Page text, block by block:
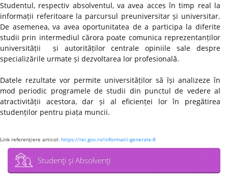
Studentul, respectiv absolventul, va avea acces în timp real la
informații referitoare la parcursul preuniversitar și universitar.
De asemenea, va avea oportunitatea de a participa la diferite
studii prin intermediul cărora poate comunica reprezentanților
universității și autorităților centrale opiniile sale despre
specializările urmate și dezvoltarea lor profesională.
Datele rezultate vor permite universităților să își analizeze în
mod periodic programele de studii din punctul de vedere al
atractivității acestora, dar și al eficienței lor în pregătirea
studenților pentru piața muncii.
Link referenţiere articol: https://rei.gov.ro/informatii-generale-8
Studenţi şi Absolvenţi